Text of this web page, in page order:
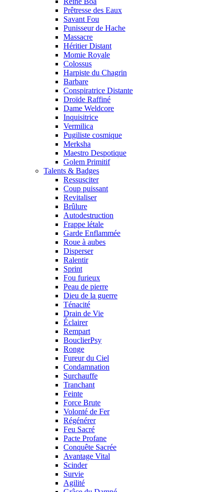
Prêtresse des Eaux
Savant Fou
Punisseur de Hache
Massacre
Héritier Distant
Momie Royale
Colossus
Harpiste du Chagrin
Barbare
Conspiratrice Distante
Droïde Raffiné
Dame Weldcore
Inquisitrice
Vermilica
Pugiliste cosmique
Merksha
Maestro Despotique
Golem Primitif
Talents & Badges
Ressusciter
Coup puissant
Revitaliser
Brûlure
Autodestruction
Frappe létale
Garde Enflammée
Roue à aubes
Disperser
Ralentir
Sprint
Fou furieux
Peau de pierre
Dieu de la guerre
Ténacité
Drain de Vie
Éclairer
Rempart
BouclierPsy
Ronge
Fureur du Ciel
Condamnation
Surchauffe
Tranchant
Feinte
Force Brute
Volonté de Fer
Régénérer
Feu Sacré
Pacte Profane
Conquête Sacrée
Avantage Vital
Scinder
Survie
Agilité